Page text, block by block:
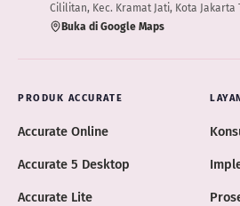
Cililitan, Kec. Kramat Jati, Kota Jakarta
Buka di Google Maps
PRODUK ACCURATE
Accurate Online
Accurate 5 Desktop
Accurate Lite